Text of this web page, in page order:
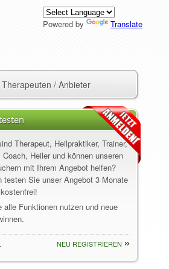
Powered by Translate
/ Anbieter
Therapeut, Heilpraktiker, Trainer,
Heiler und können unseren
mit Ihrem Angebot helfen?
testen Sie unser Angebot 3 Monate
Funktionen nutzen und neue
NEU REGISTRIEREN